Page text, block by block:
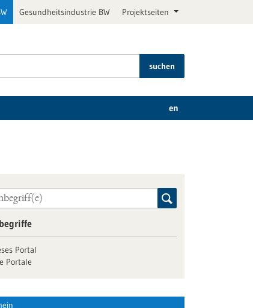
Gesundheitsindustrie BW Projektseiten
suchen
en
Portal
Portale